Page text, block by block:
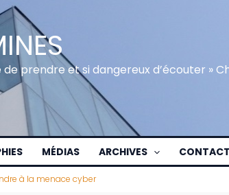
de prendre et si dangereux d’écouter »
MÉDIAS ARCHIVES
à la menace cyber